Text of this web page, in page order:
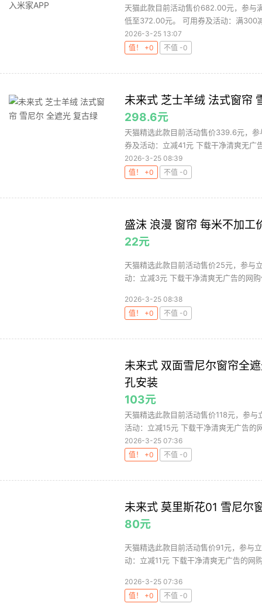
天猫此款目前活动售价682.00元，参与
低至372.00元。 可用券及活动：满300
2026-3-25 13:07
值！ +0
不值 -0
未来式 芝士羊绒 法式窗帘
298.6元
天猫精选此款目前活动售价339.6元，
券及活动：立减41元 下载干净清爽无广
2026-3-25 08:39
值！ +0
不值 -0
盛沫 浪漫 窗帘 每米不加工
22元
天猫精选此款目前活动售价25元，参与
动：立减3元 下载干净清爽无广告的网
2026-3-25 08:38
值！ +0
不值 -0
未来式 双面雪尼尔窗帘全
孔安装
103元
天猫精选此款目前活动售价118元，参
活动：立减15元 下载干净清爽无广告的
2026-3-25 07:36
值！ +0
不值 -0
未来式 莫里斯花01 雪尼尔
80元
天猫精选此款目前活动售价91元，参与
动：立减11元 下载干净清爽无广告的网
2026-3-25 07:36
值！ +0
不值 -0